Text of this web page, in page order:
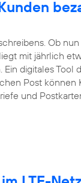
Ob
mit jährlich
digitales
Post können
und